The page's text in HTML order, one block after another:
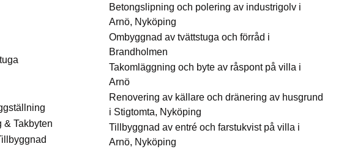
& Takbyten
Betongslipning och polering av industrigolv i
Arnö, Nyköping
Ombyggnad av tvättstuga och förråd i
Brandholmen
Takomläggning och byte av råspont på villa i
Arnö
Renovering av källare och dränering av husgrund
i Stigtomta, Nyköping
Tillbyggnad av entré och farstukvist på villa i
Arnö, Nyköping